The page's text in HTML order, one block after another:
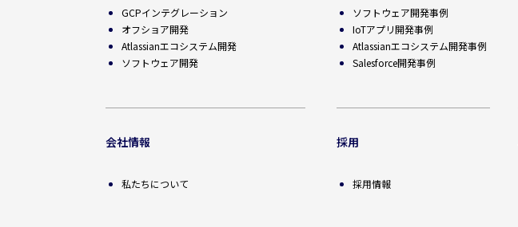
GCPインテグレーション
オフショア開発
Atlassianエコシステム開発
ソフトウェア開発
会社情報
私たちについて
ソフトウェア開発事例
IoTアプリ開発事例
Atlassianエコシステム開発事例
Salesforce開発事例
採用
採用情報